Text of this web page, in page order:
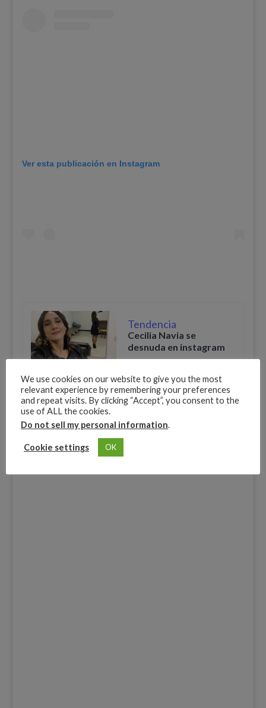
Ver esta publicación en Instagram
Tendencia
Cecilia Navia se
desnuda en instagram
11 titular para enfrentar
@dimoficialcom en
el
estadio Atanasio Girardot por los
cuartos de final de la
#TuPasionNuestraMision
#SiempreLeopardo
Advertisements
We use cookies on our website to give you the most
relevant experience by remembering your preferences
and repeat visits. By clicking “Accept”, you consent to the
use of ALL the cookies.
Do not sell my personal information.
Cookie settings OK